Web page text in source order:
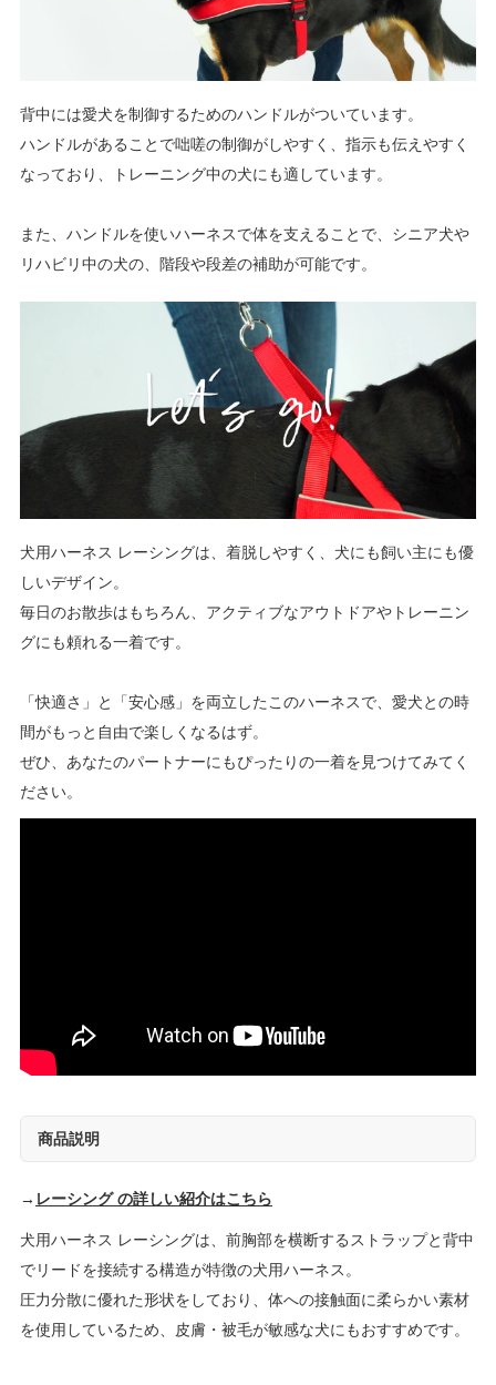
背中には愛犬を制御するためのハンドルがついています。
ハンドルがあることで咄嗟の制御がしやすく、指示も伝えやすく
なっており、トレーニング中の犬にも適しています。
また、ハンドルを使いハーネスで体を支えることで、シニア犬や
リハビリ中の犬の、階段や段差の補助が可能です。
犬用ハーネス レーシングは、着脱しやすく、犬にも飼い主にも優
しいデザイン。
毎日のお散歩はもちろん、アクティブなアウトドアやトレーニン
グにも頼れる一着です。
「快適さ」と「安心感」を両立したこのハーネスで、愛犬との時
間がもっと自由で楽しくなるはず。
ぜひ、あなたのパートナーにもぴったりの一着を見つけてみてく
ださい。
商品説明
→ レーシング の詳しい紹介はこちら
犬用ハーネス レーシングは、前胸部を横断するストラップと背中
でリードを接続する構造が特徴の犬用ハーネス。
圧力分散に優れた形状をしており、体への接触面に柔らかい素材
を使用しているため、皮膚・被毛が敏感な犬にもおすすめです。